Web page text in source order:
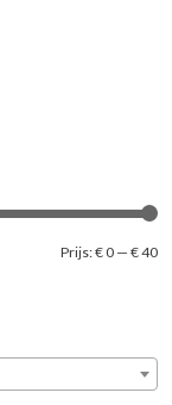
Prijs:€ 0 — € 40